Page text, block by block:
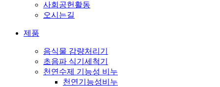
사회공헌활동
오시는길
제품
음식물 감량처리기
초음파 식기세척기
천연수제 기능성 비누
천연기능성비누